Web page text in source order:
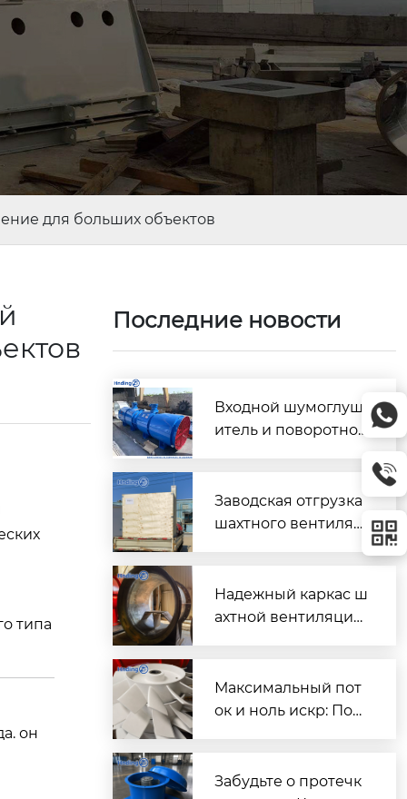
для больших объектов
типа
он
Последние новости
Входной шумоглуш
итель и поворотно-
вентилятора главно
го проветривания
Заводская отгрузка
шахтного вентилят
его объекта в Казах
стане
Надежный каркас ш
ахтной вентиляции:
DK
Максимальный пот
ок и ноль искр: Пош
шахтной вентиляци
Забудьте о протечк